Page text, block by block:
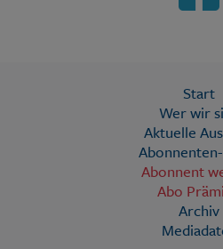
Start
Wer wir
Aktuelle
Abonnent
Abo
Archiv